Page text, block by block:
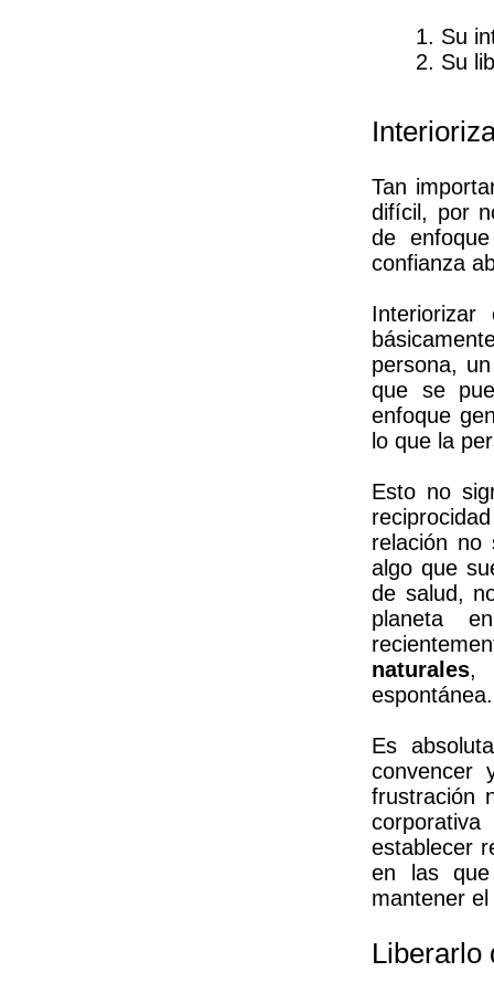
1. Su
2. Su
Tan
difícil, por
de
confianza
persona,
que se
enfoque
lo que la
Esto no
relación
algo que
de salud,
planeta
naturales,
espontánea.
Es
convencer
frustración
establecer
en las
mantener
Liberarlo